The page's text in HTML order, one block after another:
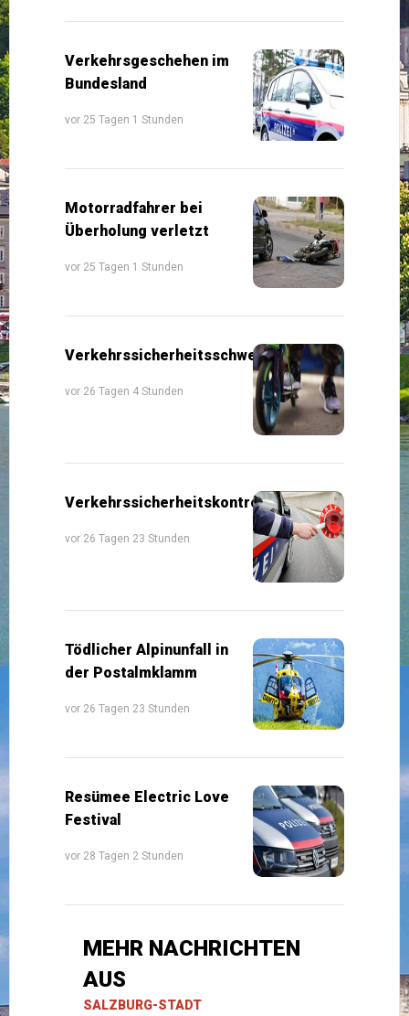
Verkehrsgeschehen im
Bundesland
vor 25 Tagen 1 Stunden
Motorradfahrer bei
Überholung verletzt
vor 25 Tagen 1 Stunden
Verkehrssicherheitsschwerpunkte
vor 26 Tagen 4 Stunden
Verkehrssicherheitskontrollen
vor 26 Tagen 23 Stunden
Tödlicher Alpinunfall in
der Postalmklamm
vor 26 Tagen 23 Stunden
Resümee Electric Love
Festival
vor 28 Tagen 2 Stunden
MEHR NACHRICHTEN
AUS
SALZBURG-STADT